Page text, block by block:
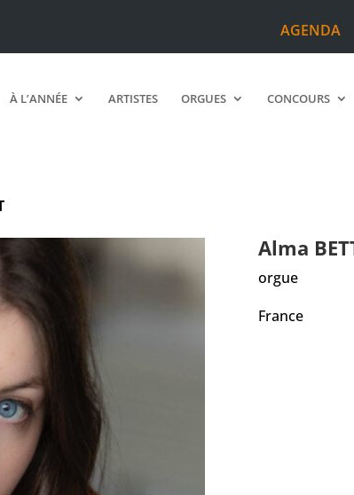
AGENDA
À L’ANNÉE ARTISTES ORGUES CONCOURS
Alma
orgue
France